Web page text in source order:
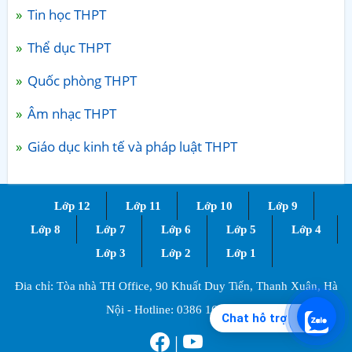
Tin học THPT
Thể dục THPT
Quốc phòng THPT
Âm nhạc THPT
Giáo dục kinh tế và pháp luật THPT
Lớp 12 Lớp 11 Lớp 10
Lớp 9
Lớp 8
Lớp 7 Lớp 6 Lớp 5
Lớp 4
Lớp 3
Lớp 2 Lớp 1
Đia chỉ: Tòa nhà TH Office, 90 Khuất Duy Tiến, Thanh Xuân, Hà
Nội - Hotline: 0386 168 725
|
Chat hỗ trợ